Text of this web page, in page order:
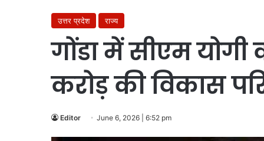
उत्तर प्रदेश राज्य
गोंडा में सीएम योगी
करोड़ की विकास
Editor June 6, 2026 | 6:52 pm